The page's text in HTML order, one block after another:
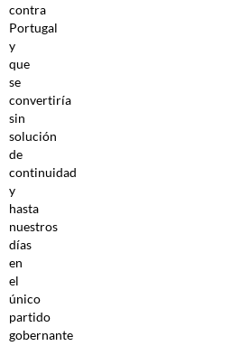
contra
Portugal
y
que
se
convertiría
sin
solución
de
continuidad
y
hasta
nuestros
días
en
el
único
partido
gobernante